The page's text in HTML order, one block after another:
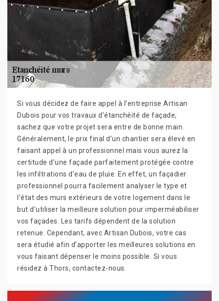
Si vous décidez de faire appel à l’entreprise Artisan
Dubois pour vos travaux d’étanchéité de façade,
sachez que votre projet sera entre de bonne main.
Généralement, le prix final d’un chantier sera élevé en
faisant appel à un professionnel mais vous aurez la
certitude d’une façade parfaitement protégée contre
les infiltrations d’eau de pluie. En effet, un façadier
professionnel pourra facilement analyser le type et
l’état des murs extérieurs de votre logement dans le
but d’utiliser la meilleure solution pour imperméabiliser
vos façades. Les tarifs dépendent de la solution
retenue. Cependant, avec Artisan Dubois, votre cas
sera étudié afin d’apporter les meilleures solutions en
vous faisant dépenser le moins possible. Si vous
résidez à Thors, contactez-nous.